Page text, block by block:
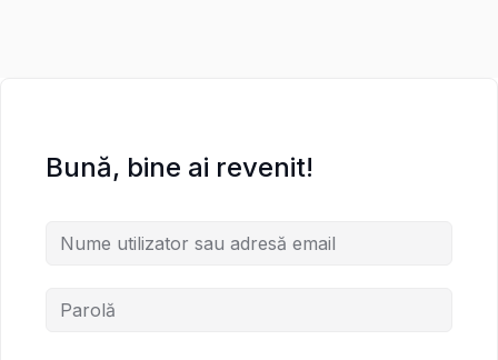
Bună, bine ai revenit!